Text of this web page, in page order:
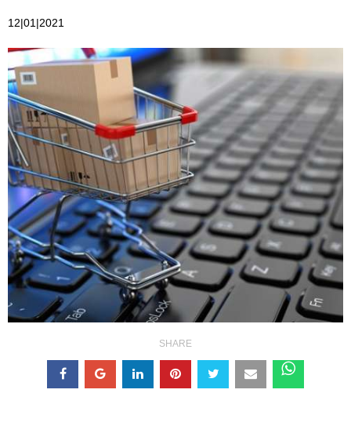
12|01|2021
SHARE